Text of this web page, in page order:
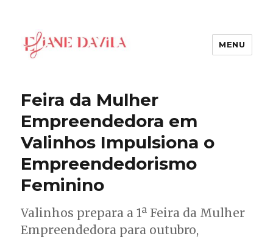
MENU
Feira da Mulher
Empreendedora em
Valinhos Impulsiona o
Empreendedorismo
Feminino
Valinhos prepara a 1ª Feira da Mulher
Empreendedora para outubro,